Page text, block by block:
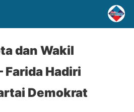
dan Wakil
Farida Hadiri
Demokrat